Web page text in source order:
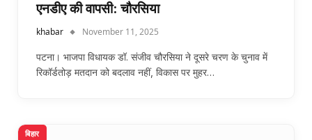
एनडीए की वापसी: चौरसिया
khabar November 11, 2025
पटना। भाजपा विधायक डॉ. संजीव चौरसिया ने दूसरे चरण के चुनाव में
रिकॉर्डतोड़ मतदान को बदलाव नहीं, विकास पर मुहर…
बिहार